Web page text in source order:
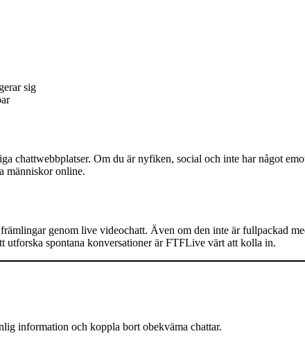
sig
chattwebbplatser. Om du är nyfiken, social och inte har något
människor online.
genom live videochatt. Även om den inte är fullpackad
utforska spontana konversationer är FTFLive värt att kolla in.
information och koppla bort obekväma chattar.